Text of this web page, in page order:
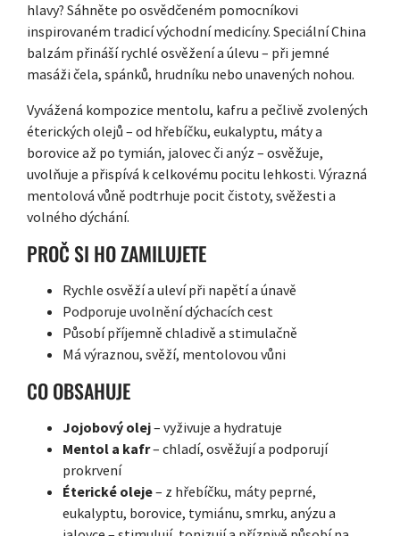
hlavy? Sáhněte po osvědčeném pomocníkovi
inspirovaném tradicí východní medicíny. Speciální China
balzám přináší rychlé osvěžení a úlevu – při jemné
masáži čela, spánků, hrudníku nebo unavených nohou.
Vyvážená kompozice mentolu, kafru a pečlivě zvolených
éterických olejů – od hřebíčku, eukalyptu, máty a
borovice až po tymián, jalovec či anýz – osvěžuje,
uvolňuje a přispívá k celkovému pocitu lehkosti. Výrazná
mentolová vůně podtrhuje pocit čistoty, svěžesti a
volného dýchání.
PROČ SI HO ZAMILUJETE
Rychle osvěží a uleví při napětí a únavě
Podporuje uvolnění dýchacích cest
Působí příjemně chladivě a stimulačně
Má výraznou, svěží, mentolovou vůni
CO OBSAHUJE
Jojobový olej– vyživuje a hydratuje
Mentol a kafr– chladí, osvěžují a podporují
prokrvení
Éterické oleje– z hřebíčku, máty peprné,
eukalyptu, borovice, tymiánu, smrku, anýzu a